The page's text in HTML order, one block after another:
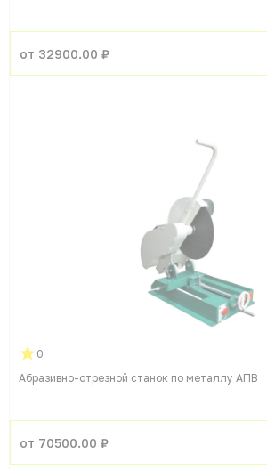
от 32900.00 ₽
0
Абразивно-отрезной станок по металлу АПВ
от 70500.00 ₽